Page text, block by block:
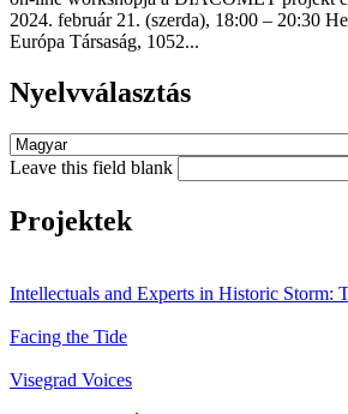
2024. február 21. (szerda), 18:00 – 20:30
Európa Társaság, 1052...
Nyelvválasztás
Leave this field blank
Projektek
Intellectuals and Experts in Historic Storm:
Facing the Tide
Visegrad Voices